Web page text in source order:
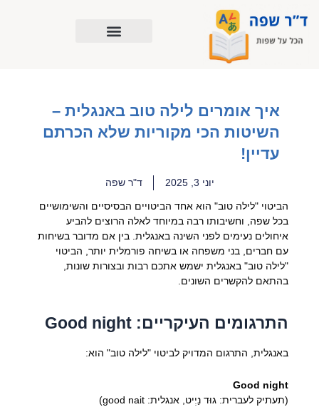
לתוכן
איך אומרים לילה טוב באנגלית –
השיטות הכי מקוריות שלא הכרתם
עדיין!
יוני 3, 2025 ד"ר שפה
הביטוי "לילה טוב" הוא אחד הביטויים הבסיסיים והשימושיים
בכל שפה, וחשיבותו רבה במיוחד לאלה הרוצים להביע
איחולים נעימים לפני השינה באנגלית. בין אם מדובר בשיחות
עם חברים, בני משפחה או בשיחה פורמלית יותר, הביטוי
"לילה טוב" באנגלית ישמש אתכם רבות ובצורות שונות,
בהתאם להקשרים השונים.
התרגומים העיקריים: Good night
באנגלית, התרגום המדויק לביטוי "לילה טוב" הוא:
Good night
(תעתיק לעברית: גוּד נַיְיט, אנגלית: good nait)